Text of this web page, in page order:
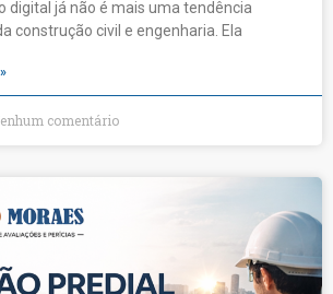
digital já não é mais uma tendência
construção civil e engenharia. Ela
comentário